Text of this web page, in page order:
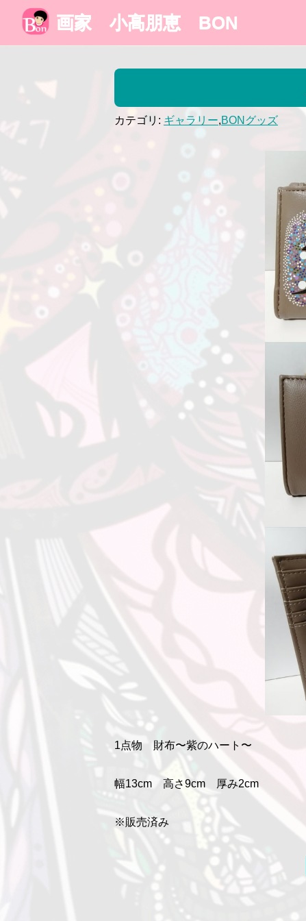
画家 小高朋恵 BON
カテゴリ: ギャラリー,BONグッズ
1点物 財布〜紫のハート〜
幅13cm 高さ9cm 厚み2cm
※販売済み